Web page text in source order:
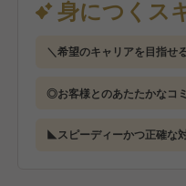
＜ホテルフロントの仕
◆リピーター&長期滞
365日均一価格、駐車
スポーツチームの合宿
身につくス
＼希望のキャリアを目指せ
◎お客様とのあたたかなコ
◣スピーディーかつ正確な